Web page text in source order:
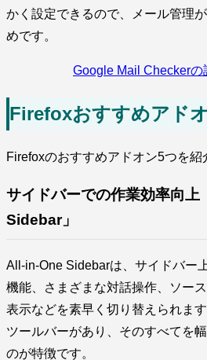
かく設定できるので、メール管理
めです。
Google Mail Checkerの
Firefoxおすすめアド
Firefoxのおすすめアドオン5つを紹
サイドバーでの作業効率向
Sidebar」
All-in-One Sidebarは、サイドバー
機能、さまざまな対話操作、ソー
表示などを素早く切り替えられま
ツールバーがあり、そのすべてを
のが特徴です。